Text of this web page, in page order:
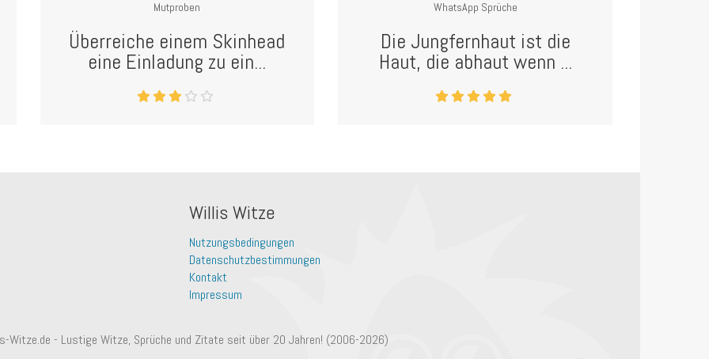
Mutproben
Überreiche einem Skinhead
eine Einladung zu ein...
WhatsApp Sprüche
Die Jungfernhaut ist die
Haut, die abhaut wenn ...
Willis Witze
Nutzungsbedingungen
Datenschutzbestimmungen
Kontakt
Impressum
Witze.de - Lustige Witze, Sprüche und Zitate seit über 20 Jahren! (2006-2026)